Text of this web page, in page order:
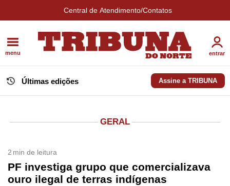
Central de Atendimento/Contatos
menu entrar
Últimas edições Assine a TRIBUNA
GERAL
2 min de leitura
PF investiga grupo que comercializava
ouro ilegal de terras indígenas